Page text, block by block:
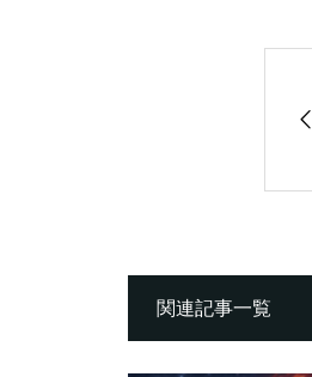
関連記事一覧